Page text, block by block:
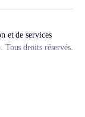
et de services
droits réservés.